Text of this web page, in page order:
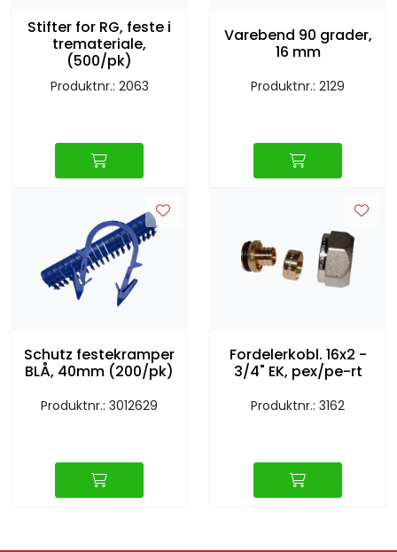
Stifter for RG, feste i
tremateriale,
(500/pk)
Produktnr.: 2063
Varebend 90 grader,
16 mm
Produktnr.: 2129
Schutz festekramper
BLÅ, 40mm (200/pk)
Produktnr.: 3012629
Fordelerkobl. 16x2 -
3/4" EK, pex/pe-rt
Produktnr.: 3162